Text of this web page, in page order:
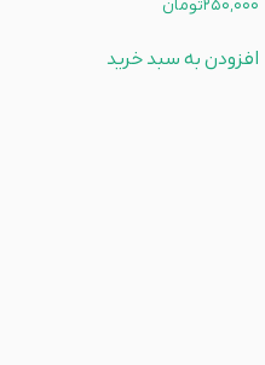
5.00
250,000تومان
افزودن به سبد خرید